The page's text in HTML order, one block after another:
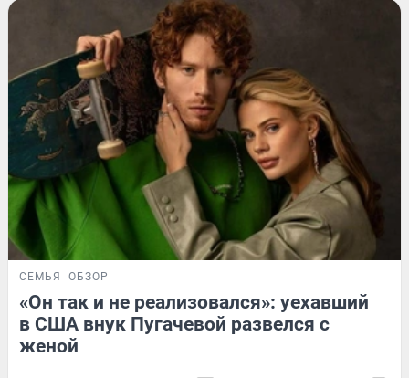
СЕМЬЯ ОБЗОР
«Он так и не реализовался»: уехавший
в США внук Пугачевой развелся с
женой